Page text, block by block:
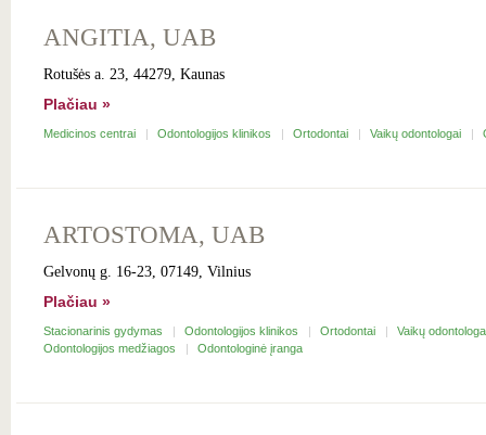
ANGITIA, UAB
Rotušės a. 23, 44279, Kaunas
Plačiau »
Medicinos centrai Odontologijos klinikos Ortodontai Vaikų odontologai
ARTOSTOMA, UAB
Gelvonų g. 16-23, 07149, Vilnius
Plačiau »
Stacionarinis gydymas Odontologijos klinikos Ortodontai
Vaikų
Odontologijos medžiagos
Odontologinė įranga